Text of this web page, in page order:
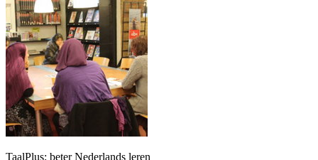
TaalPlus: beter Nederlands leren